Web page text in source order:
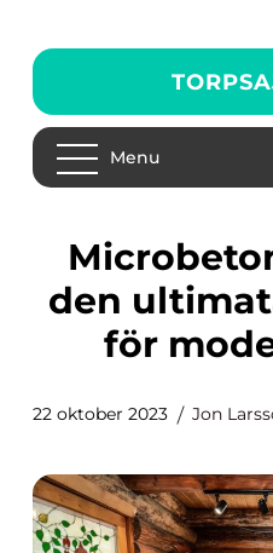
Menu
Microbetong badrum
den
för
22 oktober 2023 Jon